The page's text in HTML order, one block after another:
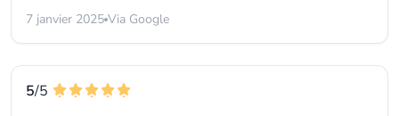
7 janvier 2025 Via Google
5/5